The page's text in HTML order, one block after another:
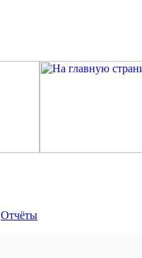
Отчёты